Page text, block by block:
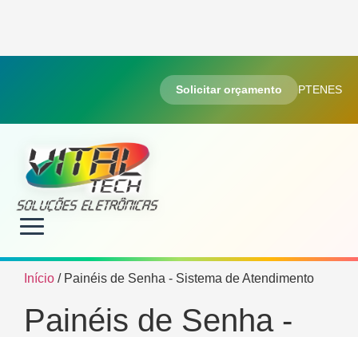
Solicitar orçamento PTENES
Início / Painéis de Senha - Sistema de Atendimento
Painéis de Senha -